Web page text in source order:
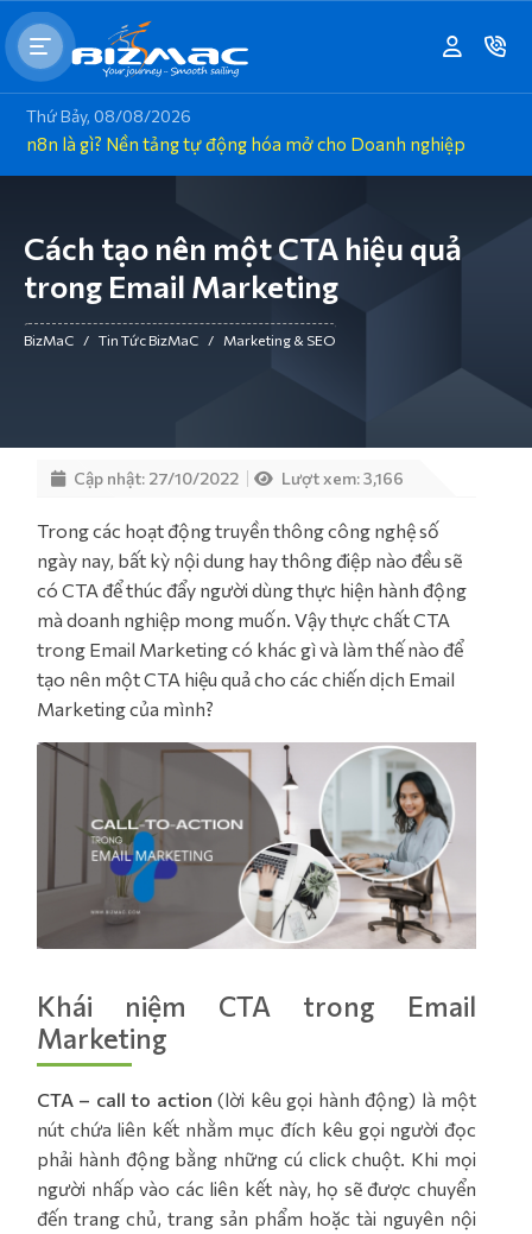
Thứ Bảy, 08/08/2026
n8n là gì? Nền tảng tự động hóa mở cho Doanh nghiệp
Cách tạo nên một CTA hiệu quả
trong Email Marketing
BizMaC / Tin Tức BizMaC / Marketing & SEO
Cập nhật: 27/10/2022 Lượt xem: 3,166
Trong các hoạt động truyền thông công nghệ số
ngày nay, bất kỳ nội dung hay thông điệp nào đều sẽ
có CTA để thúc đẩy người dùng thực hiện hành động
mà doanh nghiệp mong muốn. Vậy thực chất CTA
trong Email Marketing có khác gì và làm thế nào để
tạo nên một CTA hiệu quả cho các chiến dịch Email
Marketing của mình?
Khái niệm CTA trong Email
Marketing
CTA – call to action (lời kêu gọi hành động) là một
nút chứa liên kết nhằm mục đích kêu gọi người đọc
phải hành động bằng những cú click chuột. Khi mọi
người nhấp vào các liên kết này, họ sẽ được chuyển
đến trang chủ, trang sản phẩm hoặc tài nguyên nội